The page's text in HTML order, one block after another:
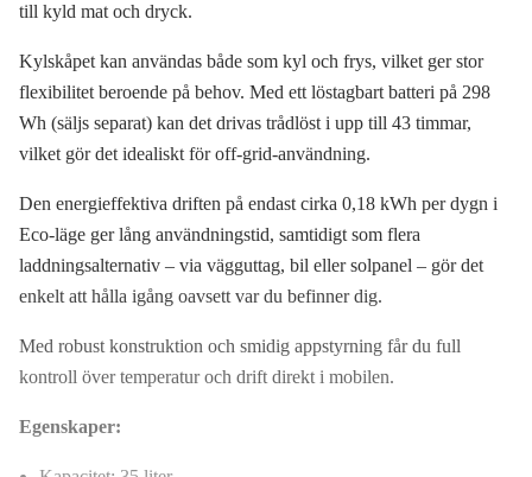
till kyld mat och dryck.
Kylskåpet kan användas både som kyl och frys, vilket ger stor
flexibilitet beroende på behov. Med ett löstagbart batteri på 298
Wh (säljs separat) kan det drivas trådlöst i upp till 43 timmar,
vilket gör det idealiskt för off-grid-användning.
Den energieffektiva driften på endast cirka 0,18 kWh per dygn i
Eco-läge ger lång användningstid, samtidigt som flera
laddningsalternativ – via vägguttag, bil eller solpanel – gör det
enkelt att hålla igång oavsett var du befinner dig.
Med robust konstruktion och smidig appstyrning får du full
kontroll över temperatur och drift direkt i mobilen.
Egenskaper: